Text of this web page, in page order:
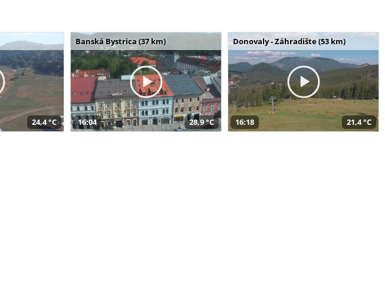
24,4 °C
Banská Bystrica (37 km)
16:04 28,9 °C
Donovaly - Záhradište (53 km)
16:18 21,4 °C